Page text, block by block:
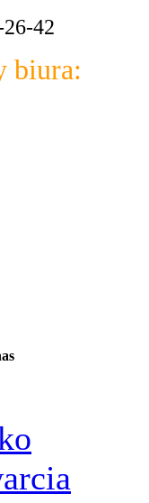
42
biura: